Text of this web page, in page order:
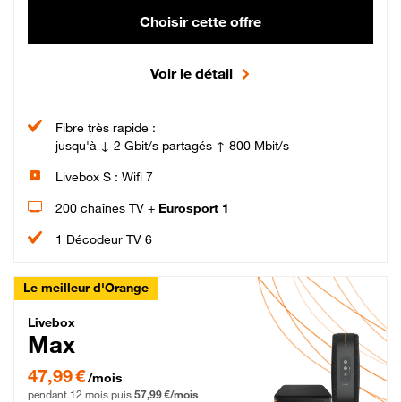
Choisir cette offre
Voir le détail
Fibre très rapide :
jusqu'à ↓ 2 Gbit/s partagés ↑ 800 Mbit/s
Livebox S : Wifi 7
200 chaînes TV + Eurosport 1
1 Décodeur TV 6
Le meilleur d'Orange
Livebox Max Fibre
Livebox
Max
47,99 € par mois pendant 12 mois puis 57,99 € par mois, Engagement 12 mois
47,99 €/mois
pendant 12 mois puis 57,99 €/mois